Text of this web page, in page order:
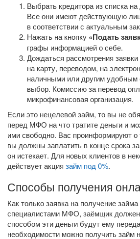
Выбрать кредитора из списка
Все они имеют действующую
в соответствии с актуальным
Нажать на кнопку «Подать
графы информацией о себе.
Дождаться рассмотрения
на карту, переводом, на
наличными или другим
выбор. Комиссию за перевод
микрофинансовая организация.
Если это нецелевой займ, то вы не
перед МФО на что тратите деньги и
ими свободно. Вас проинформируют о
вы должны заплатить в конце срока
он истекает. Для новых клиентов в
действует акция займ под 0%.
Способы получения
Как только заявка на получение
специалистами МФО, заёмщик
способом эти деньги будут ему
необходимости можно получить займ